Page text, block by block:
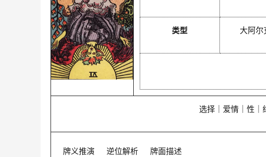
类型 大阿尔
选择｜爱情｜性｜
牌义推演 逆位解析 牌面描述